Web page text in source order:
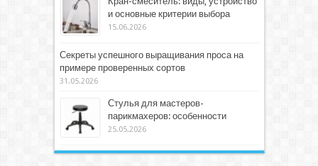
и основные критерии выбора
15.06.2026
Секреты успешного выращивания проса на
примере проверенных сортов
31.05.2026
Стулья для мастеров-
парикмахеров: особенности
25.05.2026